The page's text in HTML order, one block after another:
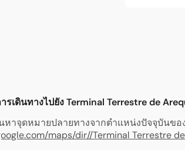
เดินทางไปยัง Terminal Terrestre de
าจุดหมายปลายทางจากตำแหน่งปัจจุบันข
maps/dir//Terminal Terrestre